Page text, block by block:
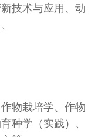
技术与应用、动
物栽培学、作物
种学（实践）、